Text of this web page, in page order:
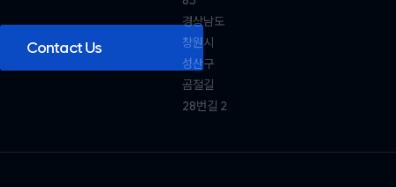
Contact Us
경상남도
창원시
성산구
곰절길
28번길 2